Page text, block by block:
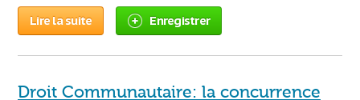
Lire la suite Enregistrer
Droit Communautaire: la concurrence